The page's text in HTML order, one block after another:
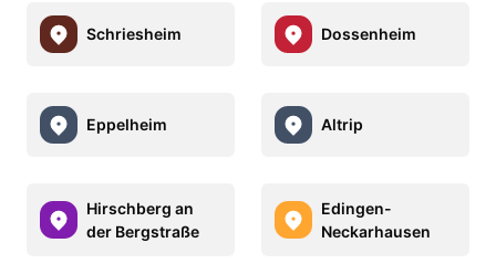
Schriesheim Dossenheim
Eppelheim Altrip
Hirschberg an
der Bergstraße
Edingen-
Neckarhausen